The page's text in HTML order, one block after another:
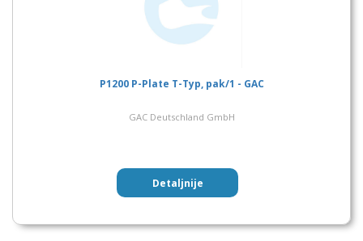
P1200 P-Plate T-Typ, pak/1 - GAC
GAC Deutschland GmbH
Detaljnije